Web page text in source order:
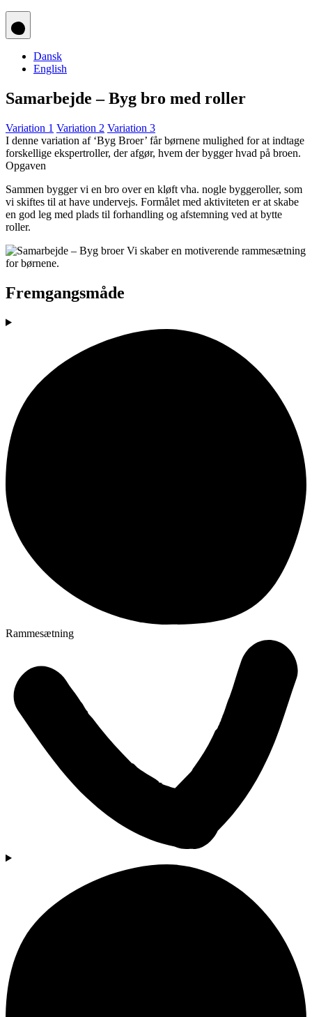
Dansk
English
Samarbejde – Byg bro med roller
Variation 1 Variation 2 Variation 3
I denne variation af ‘Byg Broer’ får børnene mulighed for at indtage
forskellige ekspertroller, der afgør, hvem der bygger hvad på broen.
Opgaven
Sammen bygger vi en bro over en kløft vha. nogle byggeroller, som
vi skiftes til at have undervejs. Formålet med aktiviteten er at skabe
en god leg med plads til forhandling og afstemning ved at bytte
roller.
Fremgangsmåde
Rammesætning